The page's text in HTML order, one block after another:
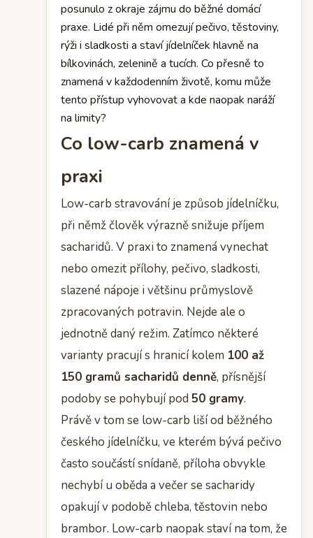
posunulo z okraje zájmu do běžné domácí
praxe. Lidé při něm omezují pečivo, těstoviny,
rýži i sladkosti a staví jídelníček hlavně na
bílkovinách, zelenině a tucích. Co přesně to
znamená v každodenním životě, komu může
tento přístup vyhovovat a kde naopak naráží
na limity?
Co low-carb znamená v
praxi
Low-carb stravování je způsob jídelníčku,
při němž člověk výrazně snižuje příjem
sacharidů. V praxi to znamená vynechat
nebo omezit přílohy, pečivo, sladkosti,
slazené nápoje i většinu průmyslově
zpracovaných potravin. Nejde ale o
jednotně daný režim. Zatímco některé
varianty pracují s hranicí kolem 100 až
150 gramů sacharidů denně, přísnější
podoby se pohybují pod 50 gramy.
Právě v tom se low-carb liší od běžného
českého jídelníčku, ve kterém bývá pečivo
často součástí snídaně, příloha obvykle
nechybí u oběda a večer se sacharidy
opakují v podobě chleba, těstovin nebo
brambor. Low-carb naopak staví na tom, že